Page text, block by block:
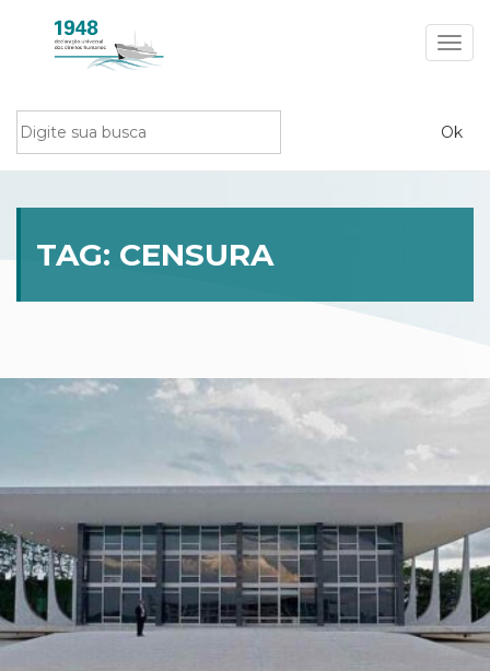
TAG: CENSURA